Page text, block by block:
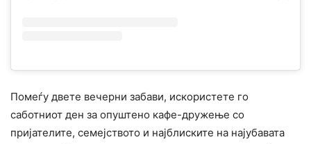
Помеѓу двете вечерни забави, искористете го
саботниот ден за опуштено кафе-дружење со
пријателите, семејството и најблиските на најубавата